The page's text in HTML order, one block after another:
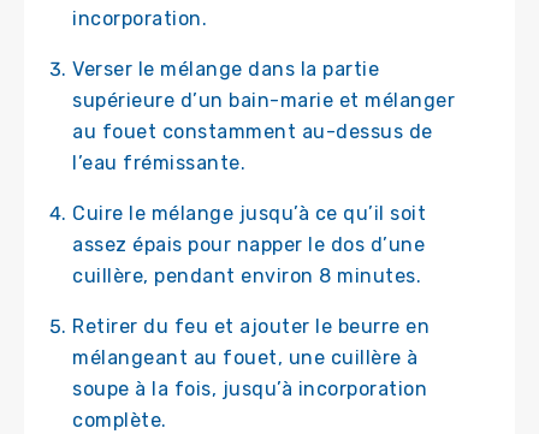
incorporation.
Verser le mélange dans la partie
supérieure d’un bain-marie et mélanger
au fouet constamment au-dessus de
l’eau frémissante.
Cuire le mélange jusqu’à ce qu’il soit
assez épais pour napper le dos d’une
cuillère, pendant environ 8 minutes.
Retirer du feu et ajouter le beurre en
mélangeant au fouet, une cuillère à
soupe à la fois, jusqu’à incorporation
complète.